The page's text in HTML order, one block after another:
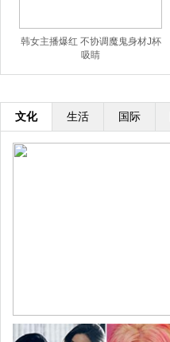
韩女主播爆红 不协调魔鬼身材J杯
吸睛
文化 生活 国际